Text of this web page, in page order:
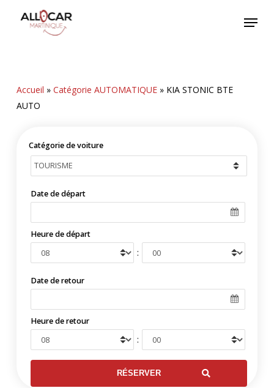
Menu
Accueil » Catégorie AUTOMATIQUE» KIA STONIC BTE
AUTO
Catégorie de voiture
Date de départ
Heure de départ
:
Date de retour
Heure de retour
: